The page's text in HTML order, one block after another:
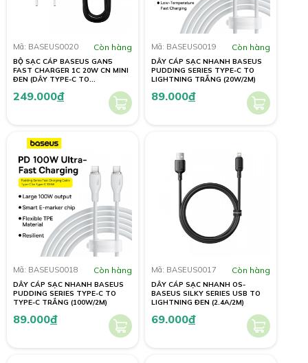
Mã: BASEUS0020 Còn hàng
BỘ SẠC CÁP BASEUS GAN5
FAST CHARGER 1C 20W CN MINI
ĐEN (DÂY TYPE-C TO
249.000đ
Mã: BASEUS0019 Còn hàng
DÂY CÁP SẠC NHANH BASEUS
PUDDING SERIES TYPE-C TO
LIGHTNING TRẮNG (20W/2M)
89.000đ
Mã: BASEUS0018 Còn hàng
DÂY CÁP SẠC NHANH BASEUS
PUDDING SERIES TYPE-C TO
TYPE-C TRẮNG (100W/2M)
89.000đ
Mã: BASEUS0017 Còn hàng
DÂY CÁP SẠC NHANH OS-
BASEUS SILKY SERIES USB TO
LIGHTNING ĐEN (2.4A/2M)
69.000đ